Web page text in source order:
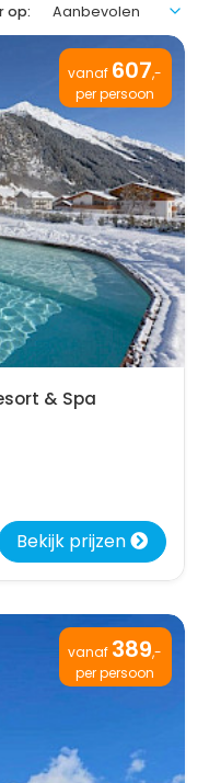
op:
vanaf 607,-
per persoon
& Spa
Bekijk prijzen
vanaf 389,-
per persoon